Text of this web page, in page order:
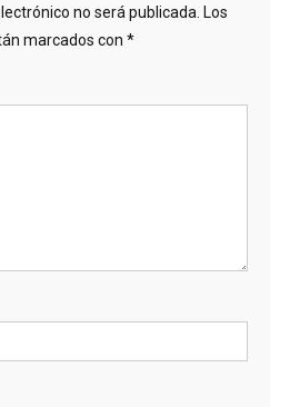
no será publicada. Los
marcados con *